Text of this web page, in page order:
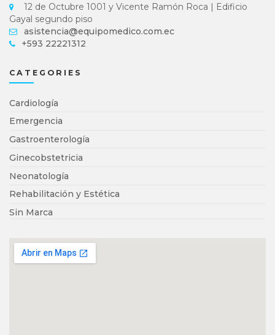
12 de Octubre 1001 y Vicente Ramón Roca | Edificio
Gayal segundo piso
asistencia@equipomedico.com.ec
+593 22221312
CATEGORIES
Cardiología
Emergencia
Gastroenterología
Ginecobstetricia
Neonatología
Rehabilitación y Estética
Sin Marca